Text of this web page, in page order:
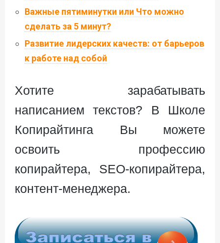
Важные пятиминутки или Что можно
сделать за 5 минут?
Развитие лидерских качеств: от барьеров
к работе над собой
Хотите зарабатывать
написанием текстов? В Школе
Копирайтинга Вы можете
освоить профессию
копирайтера, SEO-копирайтера,
контент-менеджера.